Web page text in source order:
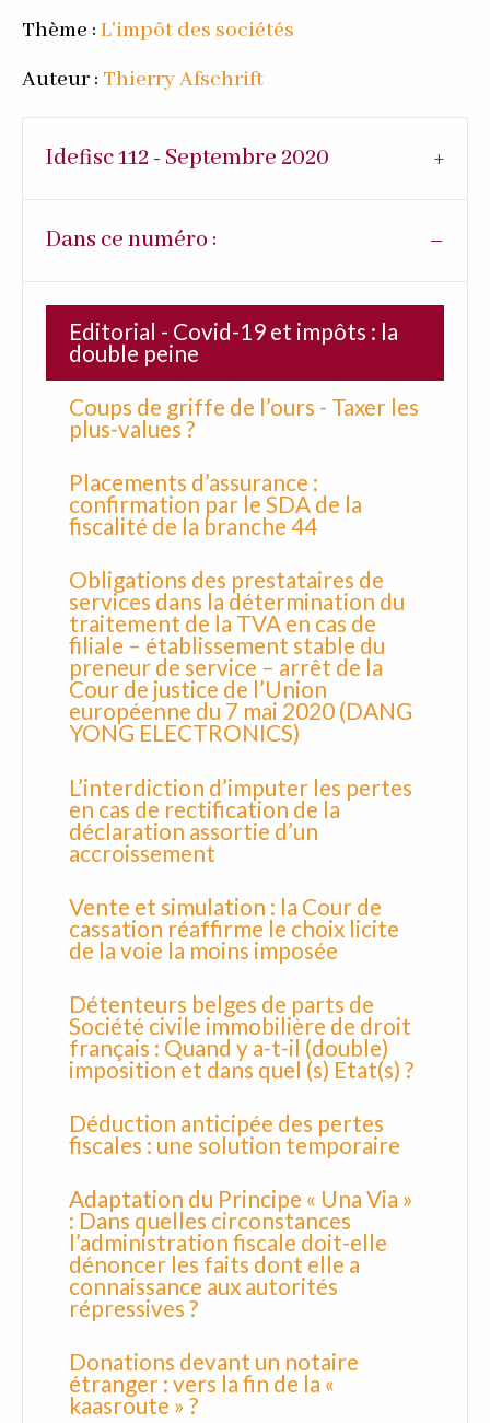
Thème : L'impôt des sociétés
Auteur : Thierry Afschrift
Idefisc 112 - Septembre 2020
Dans ce numéro :
Editorial - Covid-19 et impôts : la
double peine
Coups de griffe de l’ours - Taxer les
plus-values ?
Placements d’assurance :
confirmation par le SDA de la
fiscalité de la branche 44
Obligations des prestataires de
services dans la détermination du
traitement de la TVA en cas de
filiale – établissement stable du
preneur de service – arrêt de la
Cour de justice de l’Union
européenne du 7 mai 2020 (DANG
YONG ELECTRONICS)
L’interdiction d’imputer les pertes
en cas de rectification de la
déclaration assortie d’un
accroissement
Vente et simulation : la Cour de
cassation réaffirme le choix licite
de la voie la moins imposée
Détenteurs belges de parts de
Société civile immobilière de droit
français : Quand y a-t-il (double)
imposition et dans quel (s) Etat(s) ?
Déduction anticipée des pertes
fiscales : une solution temporaire
Adaptation du Principe « Una Via »
: Dans quelles circonstances
l’administration fiscale doit-elle
dénoncer les faits dont elle a
connaissance aux autorités
répressives ?
Donations devant un notaire
étranger : vers la fin de la «
kaasroute » ?